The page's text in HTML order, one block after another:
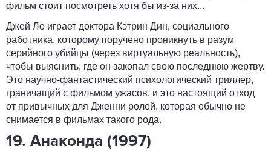
фильм стоит посмотреть хотя бы из-за них...
Джей Ло играет доктора Кэтрин Дин, социального
работника, которому поручено проникнуть в разум
серийного убийцы (через виртуальную реальность),
чтобы выяснить, где он закопал свою последнюю жертву.
Это научно-фантастический психологический триллер,
граничащий с фильмом ужасов, и это настоящий отход
от привычных для Дженни ролей, которая обычно не
снимается в фильмах такого рода.
19. Анаконда (1997)